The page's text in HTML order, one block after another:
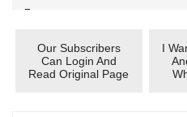
Dergi Eki
Ekonomi Eki
1994
15
7
9
Our Subscribers
Can Login And
Read Original Page
I